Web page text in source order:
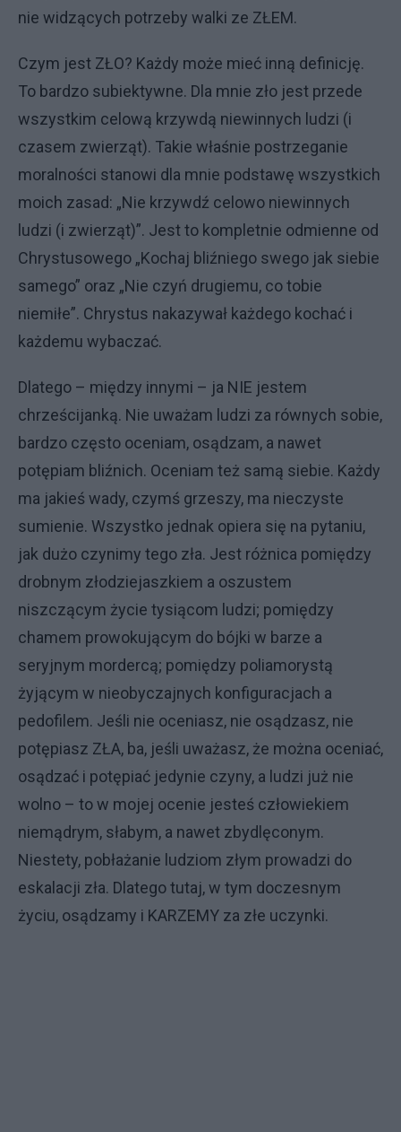
nie widzących potrzeby walki ze ZŁEM.
Czym jest ZŁO? Każdy może mieć inną definicję.
To bardzo subiektywne. Dla mnie zło jest przede
wszystkim celową krzywdą niewinnych ludzi (i
czasem zwierząt). Takie właśnie postrzeganie
moralności stanowi dla mnie podstawę wszystkich
moich zasad: „Nie krzywdź celowo niewinnych
ludzi (i zwierząt)”. Jest to kompletnie odmienne od
Chrystusowego „Kochaj bliźniego swego jak siebie
samego” oraz „Nie czyń drugiemu, co tobie
niemiłe”. Chrystus nakazywał każdego kochać i
każdemu wybaczać.
Dlatego – między innymi – ja NIE jestem
chrześcijanką. Nie uważam ludzi za równych sobie,
bardzo często oceniam, osądzam, a nawet
potępiam bliźnich. Oceniam też samą siebie. Każdy
ma jakieś wady, czymś grzeszy, ma nieczyste
sumienie. Wszystko jednak opiera się na pytaniu,
jak dużo czynimy tego zła. Jest różnica pomiędzy
drobnym złodziejaszkiem a oszustem
niszczącym życie tysiącom ludzi; pomiędzy
chamem prowokującym do bójki w barze a
seryjnym mordercą; pomiędzy poliamorystą
żyjącym w nieobyczajnych konfiguracjach a
pedofilem. Jeśli nie oceniasz, nie osądzasz, nie
potępiasz ZŁA, ba, jeśli uważasz, że można oceniać,
osądzać i potępiać jedynie czyny, a ludzi już nie
wolno – to w mojej ocenie jesteś człowiekiem
niemądrym, słabym, a nawet zbydlęconym.
Niestety, pobłażanie ludziom złym prowadzi do
eskalacji zła. Dlatego tutaj, w tym doczesnym
życiu, osądzamy i KARZEMY za złe uczynki.